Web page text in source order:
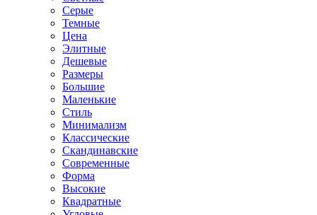
Серые
Темные
Цена
Элитные
Дешевые
Размеры
Большие
Маленькие
Стиль
Минимализм
Классические
Скандинавские
Современные
Форма
Высокие
Квадратные